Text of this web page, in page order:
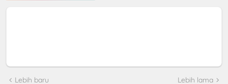
Lebih baru Lebih lama